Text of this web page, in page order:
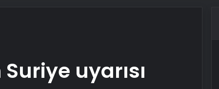
uyarısı